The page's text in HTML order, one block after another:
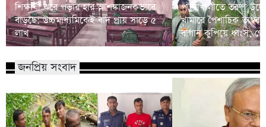
শিক্ষার্থী ঝরে পড়ার হার আশঙ্কাজনকভাবে
বাড়ছে: উচ্চমাধ্যমিকেই বাদ প্রায় সাড়ে ৫
লাখ
পটুয়াখালীতে তরুণ
খামারে পৈশাচিক
বাগান কুপিয়ে ধ্বংস,
জনপ্রিয় সংবাদ